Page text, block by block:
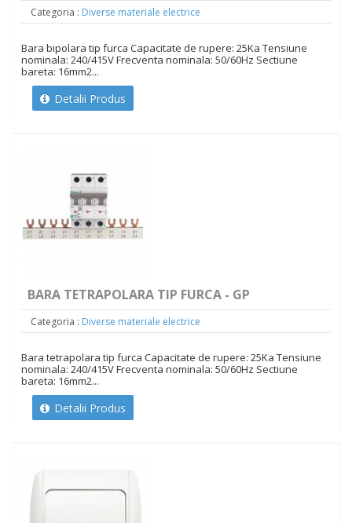
Categoria : Diverse materiale electrice
Bara bipolara tip furca Capacitate de rupere: 25Ka Tensiune
nominala: 240/415V Frecventa nominala: 50/60Hz Sectiune
bareta: 16mm2...
Detalii Produs
BARA TETRAPOLARA TIP FURCA - GP
Categoria : Diverse materiale electrice
Bara tetrapolara tip furca Capacitate de rupere: 25Ka Tensiune
nominala: 240/415V Frecventa nominala: 50/60Hz Sectiune
bareta: 16mm2...
Detalii Produs